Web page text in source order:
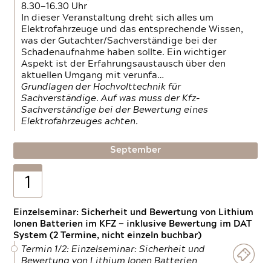
8.30—16.30 Uhr
In dieser Veranstaltung dreht sich alles um
Elektrofahrzeuge und das entsprechende Wissen,
was der Gutachter/Sachverständige bei der
Schadenaufnahme haben sollte. Ein wichtiger
Aspekt ist der Erfahrungsaustausch über den
aktuellen Umgang mit verunfa…
Grundlagen der Hochvolttechnik für
Sachverständige. Auf was muss der Kfz-
Sachverständige bei der Bewertung eines
Elektrofahrzeuges achten.
September
1
Einzelseminar: Sicherheit und Bewertung von Lithium
Ionen Batterien im KFZ — inklusive Bewertung im DAT
System (2 Termine, nicht einzeln buchbar)
Termin 1/2: Einzelseminar: Sicherheit und
Bewertung von Lithium Ionen Batterien